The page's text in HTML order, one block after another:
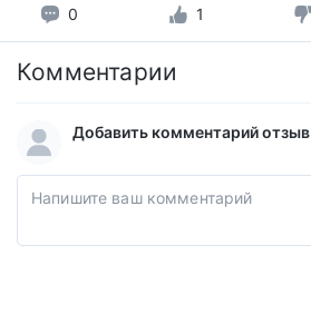
0 1
Комментарии
Добавить комментарий отзыв